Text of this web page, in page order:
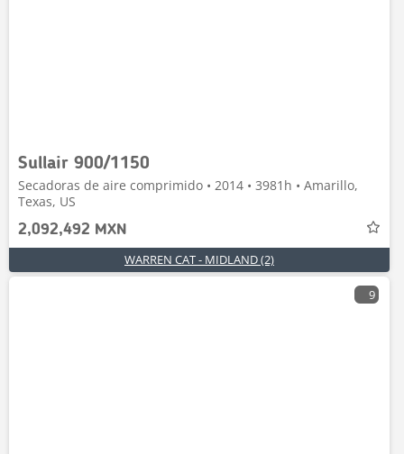
Sullair 900/1150
Secadoras de aire comprimido • 2014 • 3981h • Amarillo,
Texas, US
2,092,492 MXN
WARREN CAT - MIDLAND (2)
9